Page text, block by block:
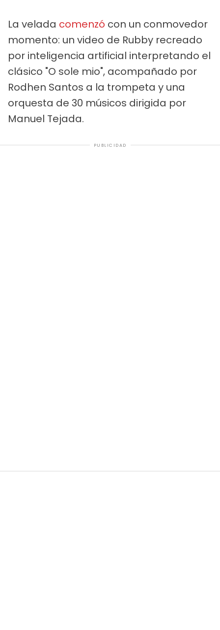
La velada comenzó con un conmovedor
momento: un video de Rubby recreado
por inteligencia artificial interpretando el
clásico "O sole mio", acompañado por
Rodhen Santos a la trompeta y una
orquesta de 30 músicos dirigida por
Manuel Tejada.
PUBLICIDAD